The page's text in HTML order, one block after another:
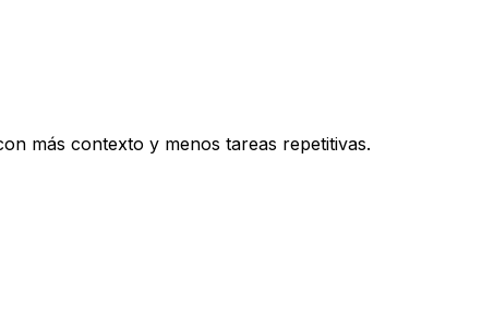
más contexto y menos tareas repetitivas.